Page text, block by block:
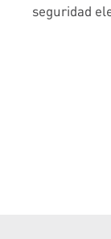
seguridad